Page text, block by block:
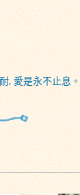
, 愛是永不止息。